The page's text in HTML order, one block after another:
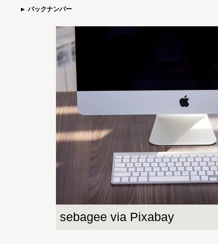
バックナンバー
sebagee via Pixabay